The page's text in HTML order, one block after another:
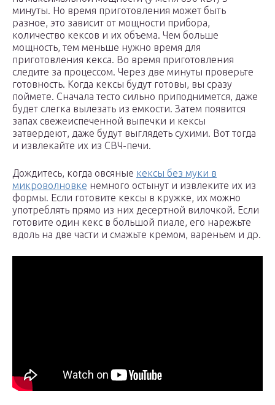
минуты. Но время приготовления может быть
разное, это зависит от мощности прибора,
количество кексов и их объема. Чем больше
мощность, тем меньше нужно время для
приготовления кекса. Во время приготовления
следите за процессом. Через две минуты проверьте
готовность. Когда кексы будут готовы, вы сразу
поймете. Сначала тесто сильно приподнимется, даже
будет слегка вылезать из емкости. Затем появится
запах свежеиспеченной выпечки и кексы
затвердеют, даже будут выглядеть сухими. Вот тогда
и извлекайте их из СВЧ-печи.
Дождитесь, когда овсяные кексы без муки в
микроволновке немного остынут и извлеките их из
формы. Если готовите кексы в кружке, их можно
употреблять прямо из них десертной вилочкой. Если
готовите один кекс в большой пиале, его нарежьте
вдоль на две части и смажьте кремом, вареньем и др.